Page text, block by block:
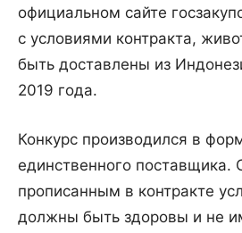
официальном сайте
с условиями контракта,
быть доставлены из
2019 года.
Конкурс производился в
единственного поставщика.
прописанным в контракте
должны быть здоровы и не